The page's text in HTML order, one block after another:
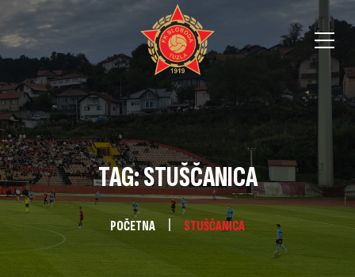
TAG: STUŠČANICA
POČETNA STUŠČANICA